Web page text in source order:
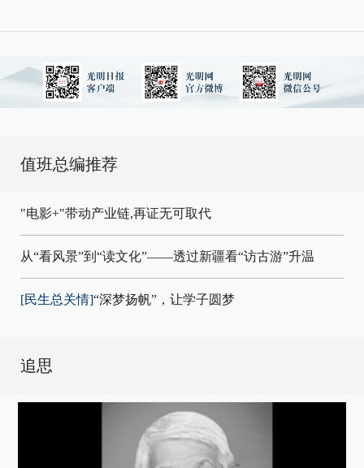
值班总编推荐
"电影+"带动产业链,再证无可取代
从“看风景”到“读文化”——透过新疆看“访古游”升温
[民生总关情]“深梦扬帆”，让学子圆梦
追思